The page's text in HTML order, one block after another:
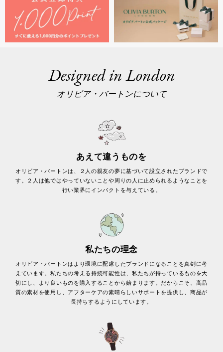
Designed in London
オリビア・バートンについて
あえて違うものを
オリビア・バートンは、２人の親友の夢に基づいて設立されたブランドで
す。２人は他ではやっていないことや周りの人に止められるようなことを
行い業界にインパクトを与えている。
私たちの理念
オリビア・バートンはより環境に配慮したブランドになることを真剣に考
えています。私たちの考える持続可能性は、私たちが持っているものを大
切にし、より良いものを購入することから始まります。だからこそ、高品
質の素材を使用し、アフターケアの素晴らしいサポートを提供し、商品が
長持ちするようにしています。